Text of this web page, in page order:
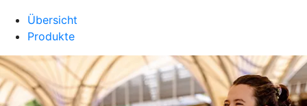
Übersicht
Produkte